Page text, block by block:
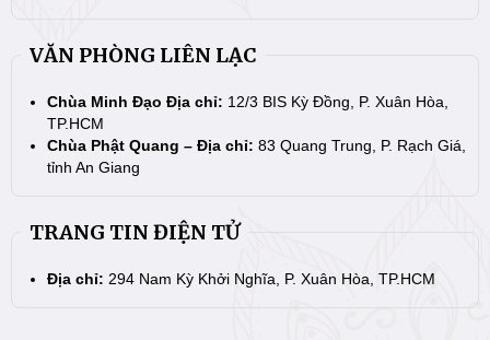
VĂN PHÒNG LIÊN LẠC
Chùa Minh Đạo Địa chỉ: 12/3 BIS Kỳ Đồng, P. Xuân Hòa,
TP.HCM
Chùa Phật Quang – Địa chỉ: 83 Quang Trung, P. Rạch Giá,
tỉnh An Giang
TRANG TIN ĐIỆN TỬ
Địa chỉ: 294 Nam Kỳ Khởi Nghĩa, P. Xuân Hòa, TP.HCM